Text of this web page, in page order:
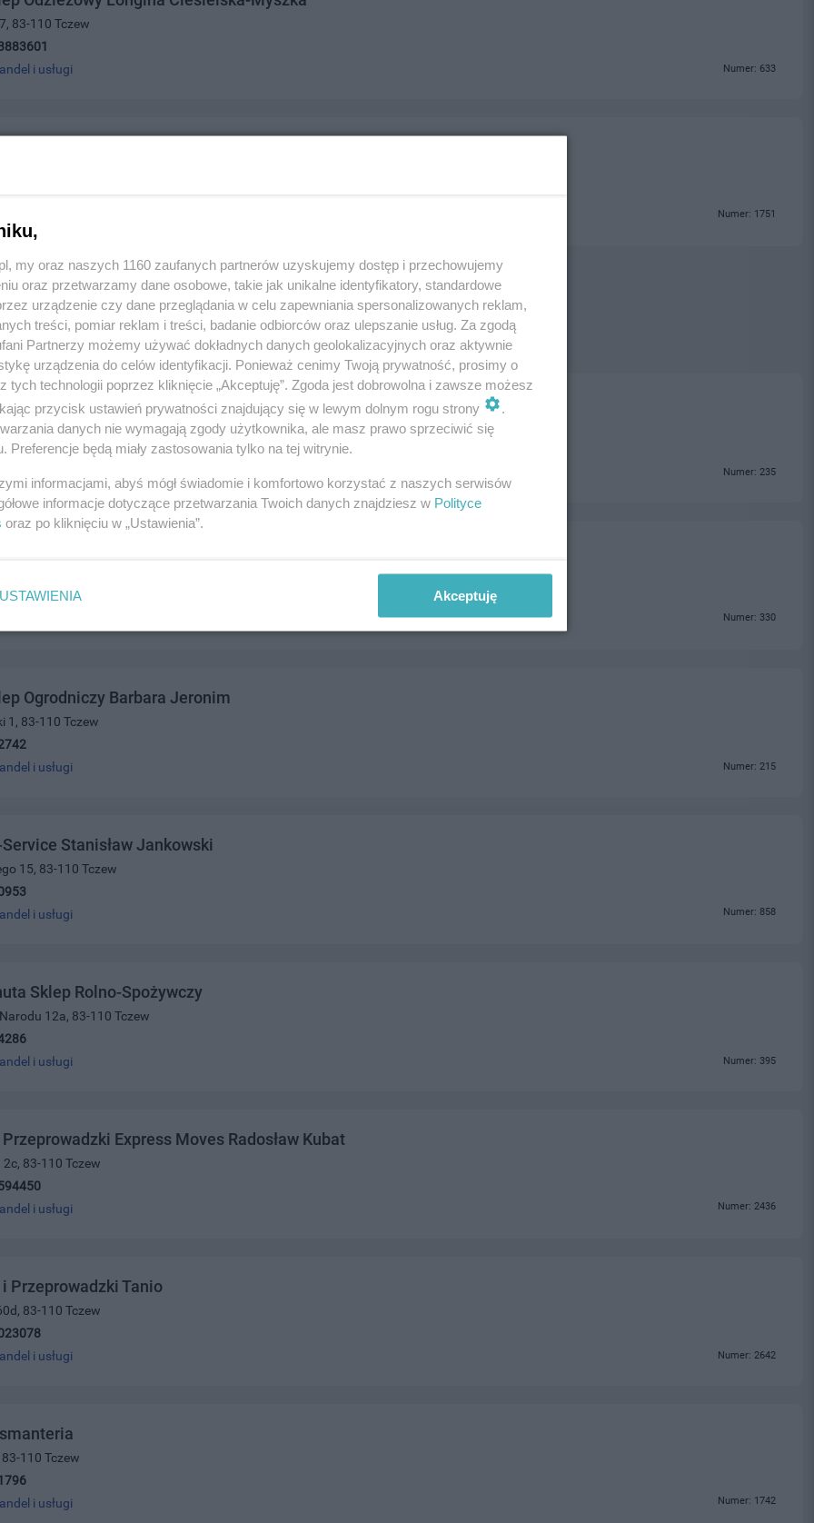
83-110 Tczew
i usługi Numer: 633
15, 83-110 Tczew
Numer: 1751
Wielobranżowy Jacek Sulewski
110 Tczew
Numer: 235
Numer: 330
Ogrodniczy Barbara Jeronim
1, 83-110 Tczew
i usługi Numer: 215
Stanisław Jankowski
15, 83-110 Tczew
i usługi Numer: 858
Sklep Rolno-Spożywczy
12a, 83-110 Tczew
i usługi Numer: 395
Express Moves Radosław Kubat
83-110 Tczew
i usługi Numer: 2436
Przeprowadzki Tanio
83-110 Tczew
i usługi Numer: 2642
110 Tczew
i usługi Numer: 1742
my oraz naszych 1160 zaufanych partnerów uzyskujemy dostęp i przechowujemy
oraz przetwarzamy dane osobowe, takie jak unikalne identyfikatory, standardowe
urządzenie czy dane przeglądania w celu zapewniania spersonalizowanych reklam,
treści, pomiar reklam i treści, badanie odbiorców oraz ulepszanie usług. Za zgodą
Partnerzy możemy używać dokładnych danych geolokalizacyjnych oraz aktywnie
urządzenia do celów identyfikacji. Ponieważ cenimy Twoją prywatność, prosimy o
tych technologii poprzez kliknięcie „Akceptuję”. Zgoda jest dobrowolna i zawsze możesz
przycisk ustawień prywatności znajdujący się w lewym dolnym rogu strony
.
danych nie wymagają zgody użytkownika, ale masz prawo sprzeciwić się
Preferencje będą miały zastosowania tylko na tej witrynie.
informacjami, abyś mógł świadomie i komfortowo korzystać z naszych serwisów
informacje dotyczące przetwarzania Twoich danych znajdziesz w Polityce
oraz po kliknięciu w „Ustawienia”.
USTAWIENIA Akceptuję